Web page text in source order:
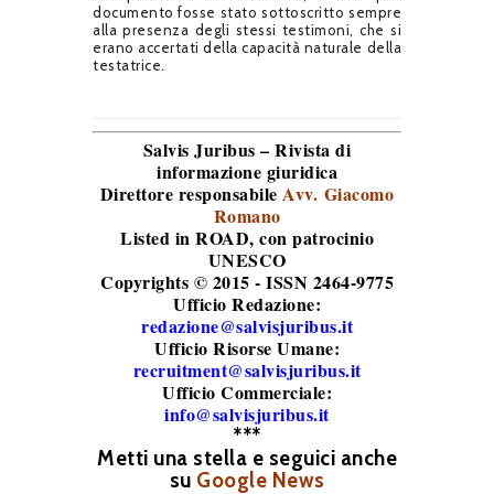
documento fosse stato sottoscritto sempre
alla presenza degli stessi testimoni, che si
erano accertati della capacità naturale della
testatrice.
Salvis Juribus – Rivista di
informazione giuridica
Direttore responsabileAvv. Giacomo
Romano
Listed in ROAD, con patrocinio
UNESCO
Copyrights © 2015 - ISSN 2464-9775
Ufficio Redazione:
redazione@salvisjuribus.it
Ufficio Risorse Umane:
recruitment@salvisjuribus.it
Ufficio Commerciale:
info@salvisjuribus.it
***
Metti una stella e seguici anche
su Google News